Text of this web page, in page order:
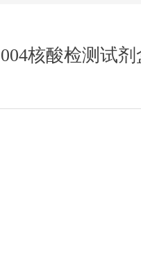
核酸检测试剂